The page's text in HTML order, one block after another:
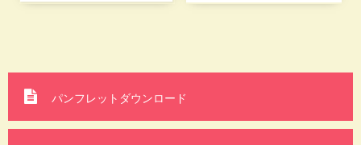
パンフレットダウンロード